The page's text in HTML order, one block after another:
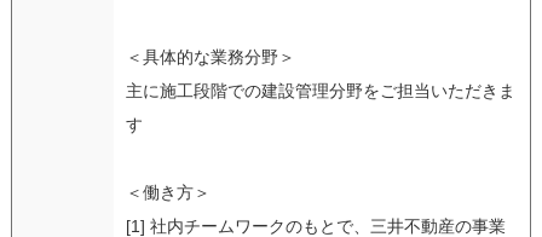
＜具体的な業務分野＞
主に施工段階での建設管理分野をご担当いただきま
す
＜働き方＞
[1] 社内チームワークのもとで、三井不動産の事業